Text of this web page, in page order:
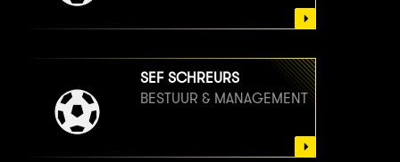
SEF SCHREURS
BESTUUR & MANAGEMENT